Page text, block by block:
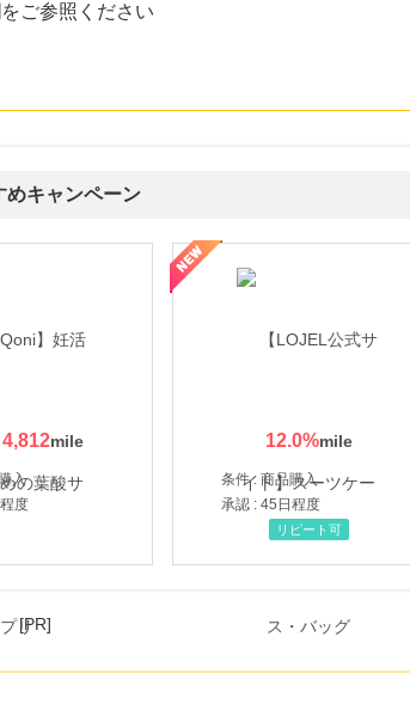
ご参照ください
めキャンペーン
4,812
入
度
12.0%
条件 : 商品購入
承認 : 45日程度
リピート可
取を実現！ブランド品・貴金属の無料査定
ウス公式EC】すべての女性を美しくをテーマにした
[PR]